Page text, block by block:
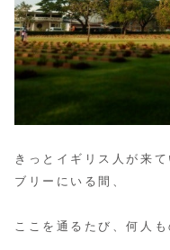
きっとイギリス人が来
ブリーにいる間、
ここを通るたび、何人